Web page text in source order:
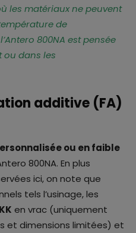
les matériaux ne peuvent
de
800NA est pensée
ou dans les
additive (FA)
ou en faible
800NA. En plus
ici, on note que
tels l’usinage, les
en vrac (uniquement
et dimensions limitées) et